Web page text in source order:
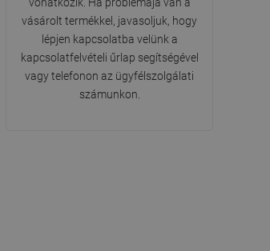
vásárolt termékkel, javasoljuk, hogy
lépjen kapcsolatba velünk a
kapcsolatfelvételi űrlap segítségével
vagy telefonon az ügyfélszolgálati
számunkon.
SWEDISH